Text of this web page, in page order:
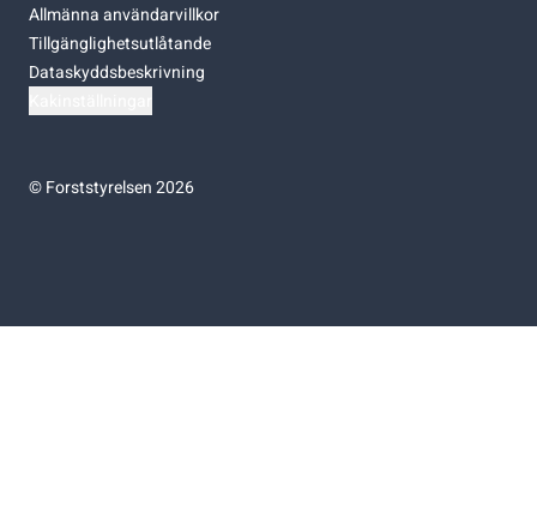
Allmänna användarvillkor
Tillgänglighetsutlåtande
Dataskyddsbeskrivning
©Forststyrelsen 2026